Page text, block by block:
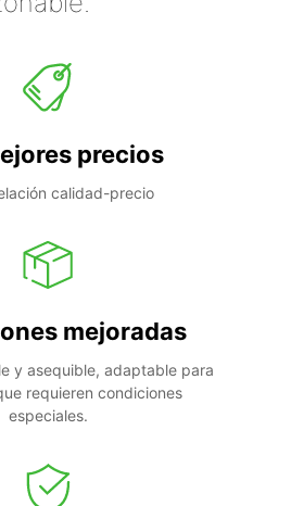
precios
calidad-precio
mejoradas
y asequible, adaptable para
requieren condiciones
especiales.